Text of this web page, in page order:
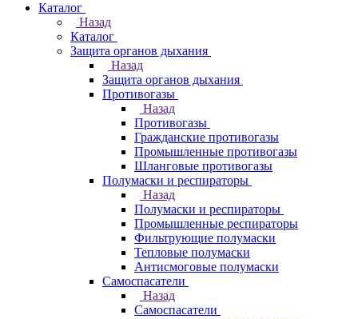
Каталог
Назад
Каталог
Защита органов дыхания
Назад
Защита органов дыхания
Противогазы
Назад
Противогазы
Гражданские противогазы
Промышленные противогазы
Шланговые противогазы
Полумаски и респираторы
Назад
Полумаски и респираторы
Промышленные респираторы
Фильтрующие полумаски
Тепловые полумаски
Антисмоговые полумаски
Самоспасатели
Назад
Самоспасатели